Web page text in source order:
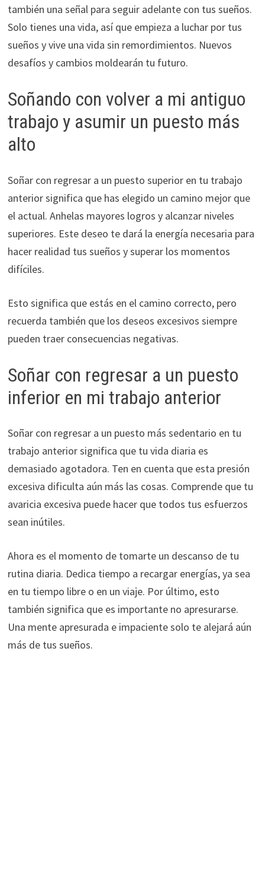
también una señal para seguir adelante con tus sueños.
Solo tienes una vida, así que empieza a luchar por tus
sueños y vive una vida sin remordimientos. Nuevos
desafíos y cambios moldearán tu futuro.
Soñando con volver a mi antiguo
trabajo y asumir un puesto más
alto
Soñar con regresar a un puesto superior en tu trabajo
anterior significa que has elegido un camino mejor que
el actual. Anhelas mayores logros y alcanzar niveles
superiores. Este deseo te dará la energía necesaria para
hacer realidad tus sueños y superar los momentos
difíciles.
Esto significa que estás en el camino correcto, pero
recuerda también que los deseos excesivos siempre
pueden traer consecuencias negativas.
Soñar con regresar a un puesto
inferior en mi trabajo anterior
Soñar con regresar a un puesto más sedentario en tu
trabajo anterior significa que tu vida diaria es
demasiado agotadora. Ten en cuenta que esta presión
excesiva dificulta aún más las cosas. Comprende que tu
avaricia excesiva puede hacer que todos tus esfuerzos
sean inútiles.
Ahora es el momento de tomarte un descanso de tu
rutina diaria. Dedica tiempo a recargar energías, ya sea
en tu tiempo libre o en un viaje. Por último, esto
también significa que es importante no apresurarse.
Una mente apresurada e impaciente solo te alejará aún
más de tus sueños.